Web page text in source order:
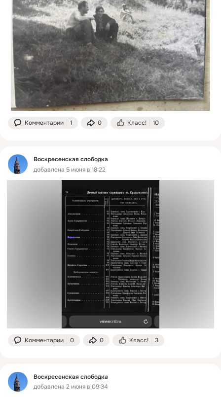
Комментарии 1 0 Класс! 10
Воскресенская слободка
добавлена 5 июня в 18:22
Комментарии 0 0 Класс! 3
Воскресенская слободка
добавлена 2 июня в 09:34